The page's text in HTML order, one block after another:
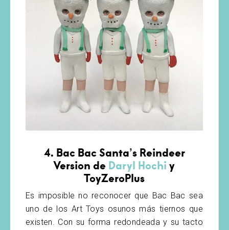
4. Bac Bac Santa’s Reindeer
Version de Daryl Hochi y
ToyZeroPlus
Es imposible no reconocer que Bac Bac sea
uno de los Art Toys osunos más tiernos que
existen. Con su forma redondeada y su tacto